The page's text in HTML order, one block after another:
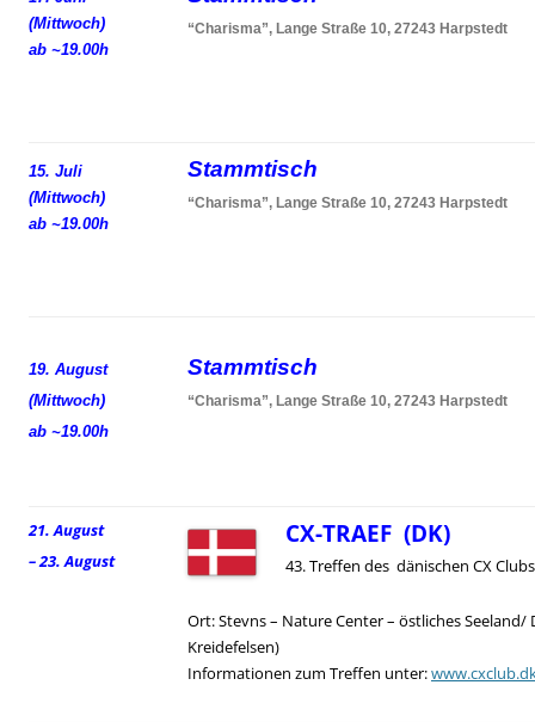
(Mittwoch)
ab ~19.00h
“Charisma”, Lange Straße 10, 27243 Harpstedt
15. Juli
(Mittwoch)
ab ~19.00h
Stammtisch
“Charisma”, Lange Straße 10, 27243 Harpstedt
19. August
(Mittwoch)
ab ~19.00h
Stammtisch
“Charisma”, Lange Straße 10, 27243 Harpstedt
21. August
– 23. August
CX-TRAEF (DK)
43. Treffen des dänischen CX Clubs
Ort: Stevns – Nature Center – östliches Seeland/
Kreidefelsen)
Informationen zum Treffen unter: